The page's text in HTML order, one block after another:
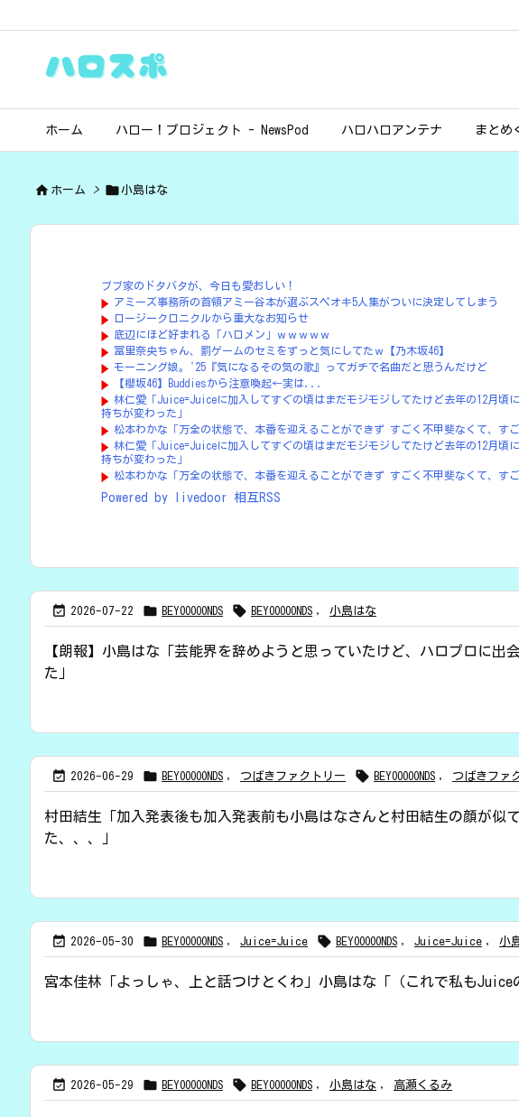
ホーム ハロー！プロジェクト - NewsPod ハロハロアンテナ まとめ
 ホーム > 小島はな
ブブ家のドタバタが、今日も愛おしい！
アミーズ事務所の首領アミー谷本が選ぶスペオキ5人集がついに決定してしまう
ロージークロニクルから重大なお知らせ
底辺にほど好まれる「ハロメン」ｗｗｗｗｗ
冨里奈央ちゃん、罰ゲームのセミをずっと気にしてたｗ【乃木坂46】
モーニング娘。'25『気になるその気の歌』ってガチで名曲だと思うんだけど
【櫻坂46】Buddiesから注意喚起←実は...
林仁愛「Juice=Juiceに加入してすぐの頃はまだモジモジしてたけど去年の12月頃
持ちが変わった」
松本わかな「万全の状態で、本番を迎えることができず すごく不甲斐なくて、すご
林仁愛「Juice=Juiceに加入してすぐの頃はまだモジモジしてたけど去年の12月頃
持ちが変わった」
松本わかな「万全の状態で、本番を迎えることができず すごく不甲斐なくて、すご
Powered by livedoor 相互RSS
 2026-07-22  BEYOOOOONDS  BEYOOOOONDS , 小島はな
【朗報】小島はな「芸能界を辞めようと思っていたけど、ハロプロに出
た」
 2026-06-29  BEYOOOOONDS , つばきファクトリー  BEYOOOOONDS , つばきファ
村田結生「加入発表後も加入発表前も小島はなさんと村田結生の顔が似
た、、、」
 2026-05-30  BEYOOOOONDS , Juice=Juice  BEYOOOOONDS , Juice=Juice , 小
宮本佳林「よっしゃ、上と話つけとくわ」小島はな「（これで私もJuice
 2026-05-29  BEYOOOOONDS  BEYOOOOONDS , 小島はな , 高瀬くるみ